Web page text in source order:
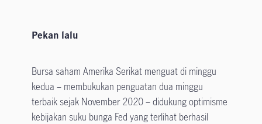
Pekan lalu
Bursa saham Amerika Serikat menguat di minggu
kedua – membukukan penguatan dua minggu
terbaik sejak November 2020 – didukung optimisme
kebijakan suku bunga Fed yang terlihat berhasil